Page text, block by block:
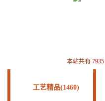
本站共有 7935
工艺精品(1460)